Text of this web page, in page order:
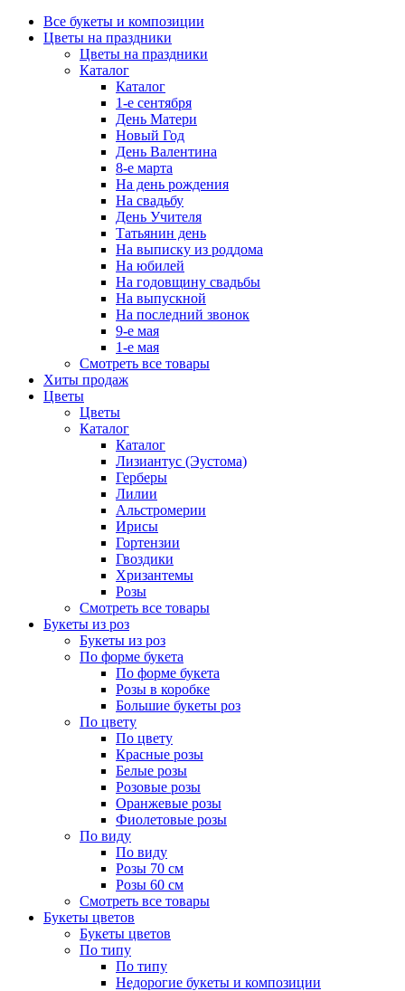
Все букеты и композиции
Цветы на праздники
Цветы на праздники
Каталог
Каталог
1-е сентября
День Матери
Новый Год
День Валентина
8-е марта
На день рождения
На свадьбу
День Учителя
Татьянин день
На выписку из роддома
На юбилей
На годовщину свадьбы
На выпускной
На последний звонок
9-е мая
1-е мая
Смотреть все товары
Хиты продаж
Цветы
Цветы
Каталог
Каталог
Лизиантус (Эустома)
Герберы
Лилии
Альстромерии
Ирисы
Гортензии
Гвоздики
Хризантемы
Розы
Смотреть все товары
Букеты из роз
Букеты из роз
По форме букета
По форме букета
Розы в коробке
Большие букеты роз
По цвету
По цвету
Красные розы
Белые розы
Розовые розы
Оранжевые розы
Фиолетовые розы
По виду
По виду
Розы 70 см
Розы 60 см
Смотреть все товары
Букеты цветов
Букеты цветов
По типу
По типу
Недорогие букеты и композиции